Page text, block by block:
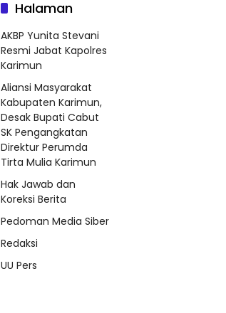
Halaman
AKBP Yunita Stevani
Resmi Jabat Kapolres
Karimun
Aliansi Masyarakat
Kabupaten Karimun,
Desak Bupati Cabut
SK Pengangkatan
Direktur Perumda
Tirta Mulia Karimun
Hak Jawab dan
Koreksi Berita
Pedoman Media Siber
Redaksi
UU Pers